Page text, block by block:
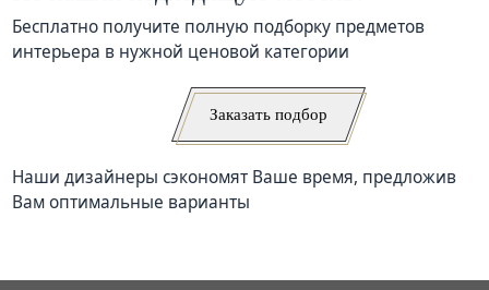
Бесплатно получите полную подборку предметов
интерьера в нужной ценовой категории
Заказать подбор
Наши дизайнеры сэкономят Ваше время, предложив
Вам оптимальные варианты